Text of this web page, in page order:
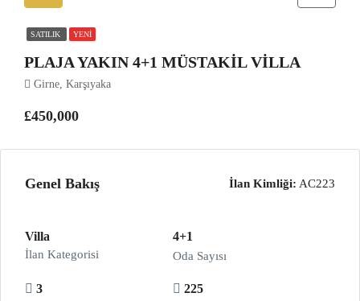
SATILIK YENI
PLAJA YAKIN 4+1 MÜSTAKIL VILLA
Girne, Karşıyaka
£450,000
Genel Bakış İlan Kimliği: AC223
Villa
İlan Kategorisi
4+1
Oda Sayısı
3 225